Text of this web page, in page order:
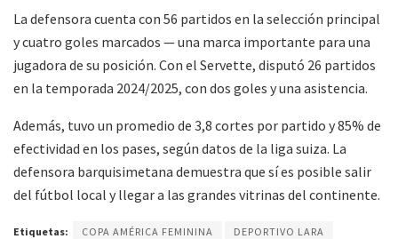
La defensora cuenta con 56 partidos en la selección principal
y cuatro goles marcados — una marca importante para una
jugadora de su posición. Con el Servette, disputó 26 partidos
en la temporada 2024/2025, con dos goles y una asistencia.
Además, tuvo un promedio de 3,8 cortes por partido y 85% de
efectividad en los pases, según datos de la liga suiza. La
defensora barquisimetana demuestra que sí es posible salir
del fútbol local y llegar a las grandes vitrinas del continente.
Etiquetas: COPA AMÉRICA FEMININA
DEPORTIVO LARA